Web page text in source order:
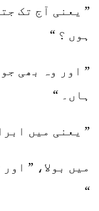
” یعنی آج تک
ہوں ؟ “
” اور وہ بھی
ہاں۔ “
” یعنی میں
میں بولا، ”
“